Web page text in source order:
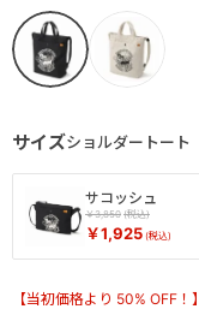
【当初価格より 50% OFF！】
サイズショルダートート
サコッシュ
￥3,850
￥1,925